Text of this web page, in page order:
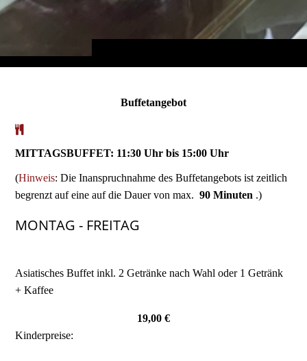
Buffetangebot
MITTAGSBUFFET: 11:30 Uhr bis 15:00 Uhr
(Hinweis: Die Inanspruchnahme des Buffetangebots ist zeitlich
begrenzt auf eine auf die Dauer von max.90 Minuten .)
MONTAG - FREITAG
Asiatisches Buffet inkl. 2 Getränke nach Wahl oder 1 Getränk
+ Kaffee
19,00 €
Kinderpreise: